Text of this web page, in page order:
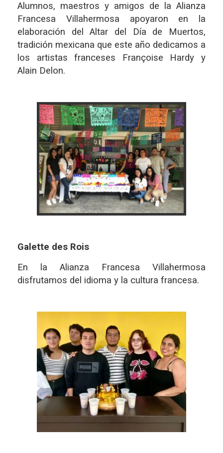
Alumnos, maestros y amigos de la Alianza
Francesa Villahermosa apoyaron en la
elaboración del Altar del Día de Muertos,
tradición mexicana que este año dedicamos a
los artistas franceses Françoise Hardy y
Alain Delon.
Galette des Rois
En la Alianza Francesa Villahermosa
disfrutamos del idioma y la cultura francesa.